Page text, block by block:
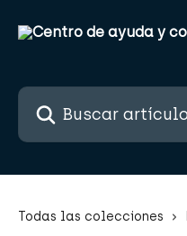
Buscar artículos...
Todas las colecciones